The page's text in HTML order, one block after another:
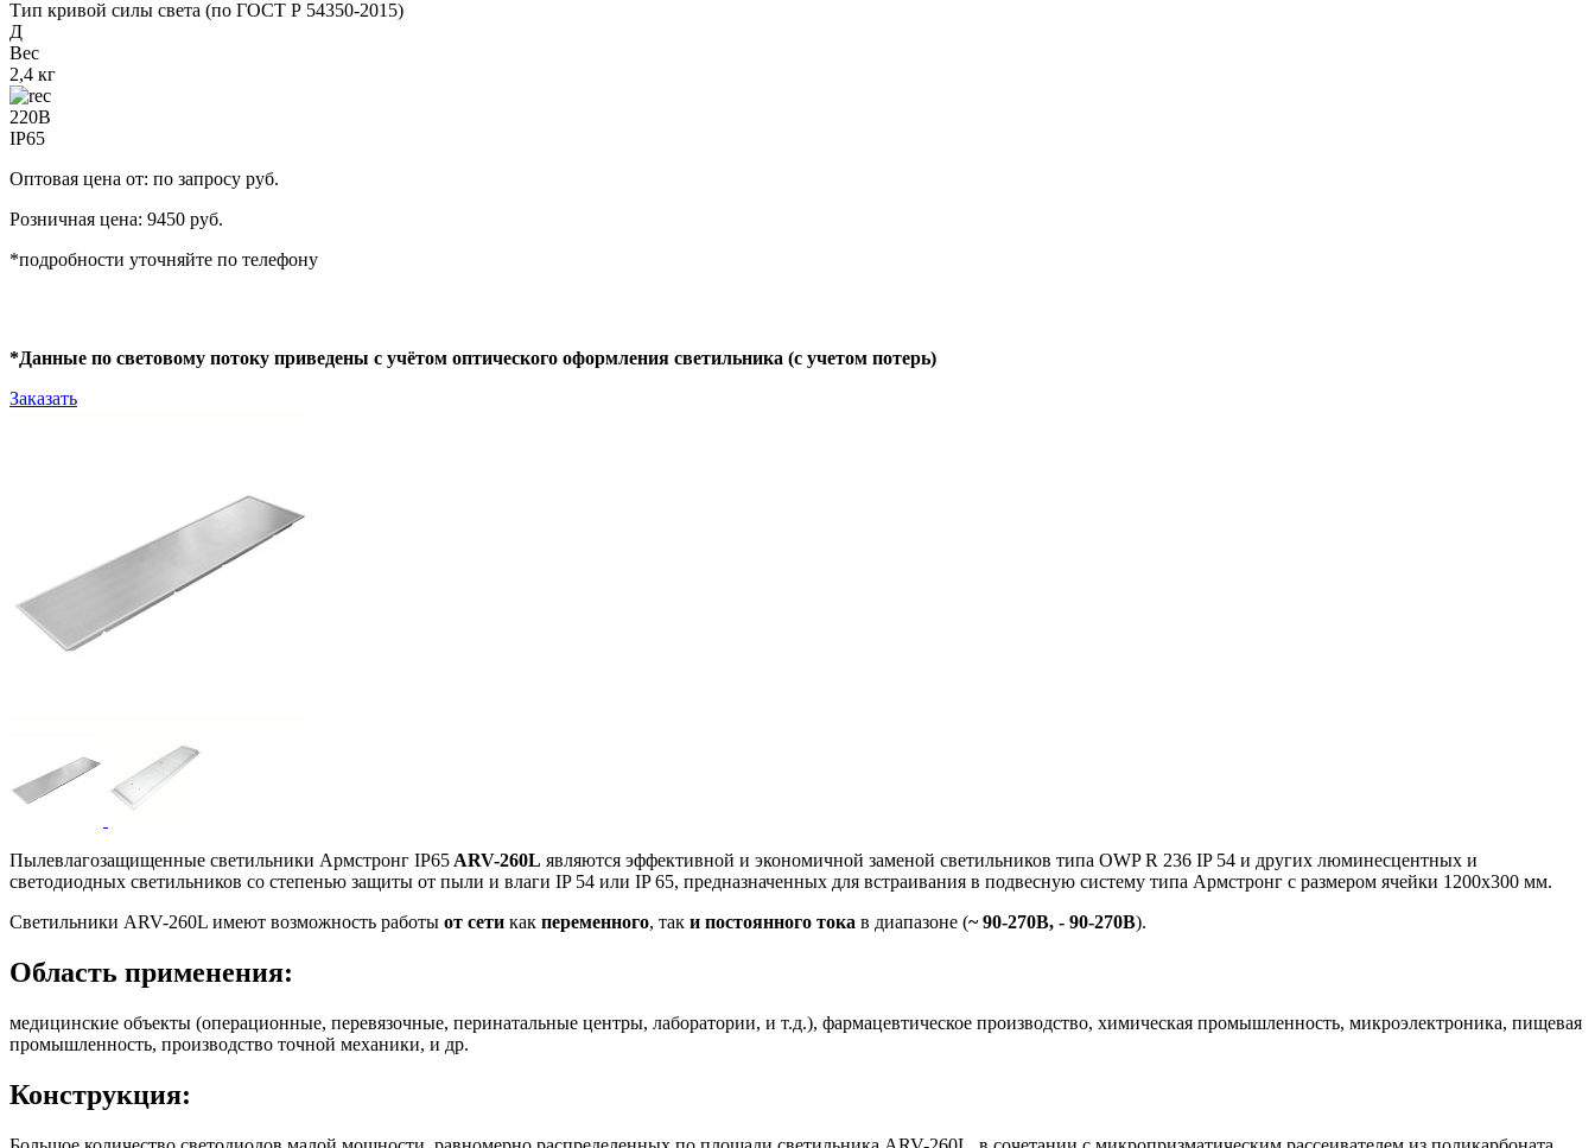
Тип кривой силы света (по ГОСТ Р 54350-2015)
Д
Вес
2,4 кг
220В
IP65
Оптовая цена от: по запросу руб.
Розничная цена: 9450 руб.
*подробности уточняйте по телефону
*Данные по световому потоку приведены с учётом оптического оформления светильника (с учетом потерь)
Заказать
Пылевлагозащищенные светильники Армстронг IP65 ARV-260L являются эффективной и экономичной заменой светильников типа OWP R 236 IP 54 и других люминесцентных и
светодиодных светильников со степенью защиты от пыли и влаги IP 54 или IP 65, предназначенных для встраивания в подвесную систему типа Армстронг с размером ячейки 1200х300 мм.
Светильники ARV-260L имеют возможность работы от сети как переменного, так и постоянного тока в диапазоне (~ 90-270В, - 90-270В).
Область применения:
медицинские объекты (операционные, перевязочные, перинатальные центры, лаборатории, и т.д.), фармацевтическое производство, химическая промышленность, микроэлектроника, пищевая
промышленность, производство точной механики, и др.
Конструкция: